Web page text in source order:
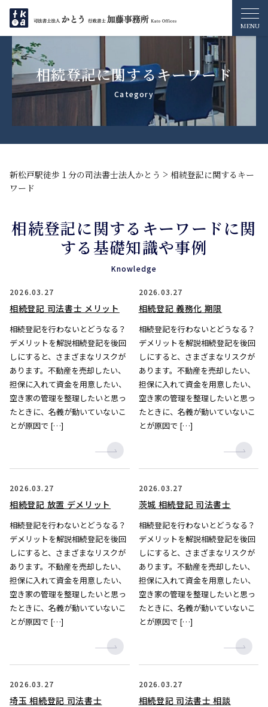
相続登記に関するキーワード
新松戸駅徒歩１分の司法書士法人かとう > 相続登記に関するキー
ワード
相続登記に関するキーワードに関
する基礎知識や事例
Knowledge
2026.03.27
相続登記 司法書士 メリット
相続登記を行わないとどうなる？
デメリットを解説相続登記を後回
しにすると、さまざまなリスクが
あります。不動産を売却したい、
担保に入れて資金を用意したい、
空き家の管理を整理したいと思っ
たときに、名義が動いていないこ
とが原因で […]
2026.03.27
相続登記 義務化 期限
相続登記を行わないとどうなる？
デメリットを解説相続登記を後回
しにすると、さまざまなリスクが
あります。不動産を売却したい、
担保に入れて資金を用意したい、
空き家の管理を整理したいと思っ
たときに、名義が動いていないこ
とが原因で […]
2026.03.27
相続登記 放置 デメリット
相続登記を行わないとどうなる？
デメリットを解説相続登記を後回
しにすると、さまざまなリスクが
あります。不動産を売却したい、
担保に入れて資金を用意したい、
空き家の管理を整理したいと思っ
たときに、名義が動いていないこ
とが原因で […]
2026.03.27
茨城 相続登記 司法書士
相続登記を行わないとどうなる？
デメリットを解説相続登記を後回
しにすると、さまざまなリスクが
あります。不動産を売却したい、
担保に入れて資金を用意したい、
空き家の管理を整理したいと思っ
たときに、名義が動いていないこ
とが原因で […]
2026.03.27
埼玉 相続登記 司法書士
2026.03.27
相続登記 司法書士 相談